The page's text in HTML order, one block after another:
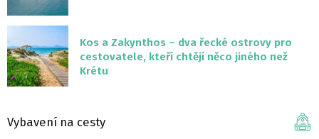
Kos a Zakynthos – dva řecké ostrovy pro
cestovatele, kteří chtějí něco jiného než
Krétu
Vybavení na cesty